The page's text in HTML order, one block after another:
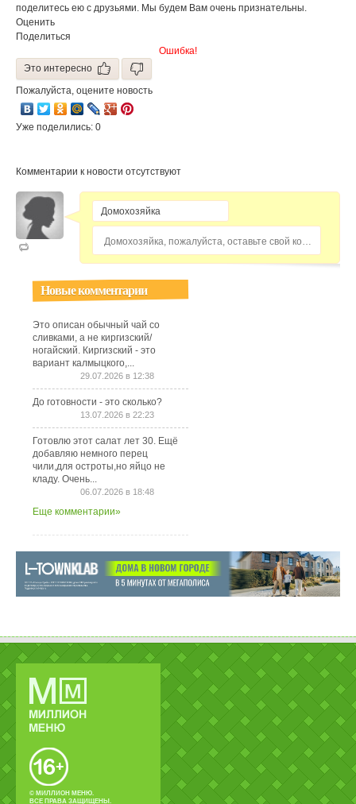
поделитесь ею с друзьями. Мы будем Вам очень признательны.
Оценить
Поделиться
Ошибка!
Это интересно
Пожалуйста, оцените новость
Уже поделились: 0
Комментарии к новости отсутствуют
Домохозяйка, пожалуйста, оставьте свой комментарий...
Новые комментарии
Это описан обычный чай со
сливками, а не киргизский/
ногайский. Киргизский - это
вариант калмыцкого,...
29.07.2026 в 12:38
До готовности - это сколько?
13.07.2026 в 22:23
Готовлю этот салат лет 30. Ещё
добавляю немного перец
чили,для остроты,но яйцо не
кладу. Очень...
06.07.2026 в 18:48
Еще комментарии»
© МИЛЛИОН МЕНЮ.
ВСЕ ПРАВА ЗАЩИЩЕНЫ.